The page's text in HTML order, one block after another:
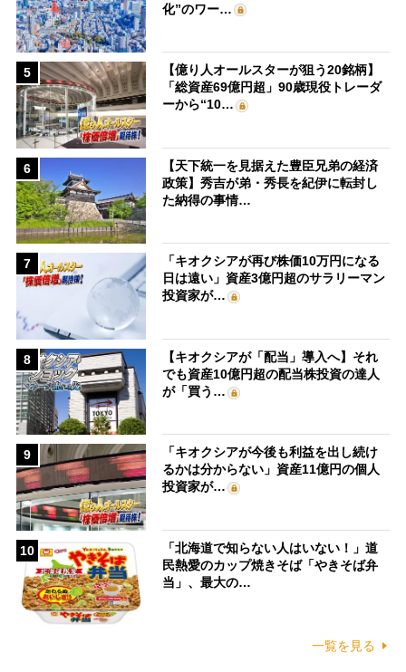
化”のワー…
5
【億り人オールスターが狙う20銘柄】
「総資産69億円超」90歳現役トレーダ
ーから“10…
6
【天下統一を見据えた豊臣兄弟の経済
政策】秀吉が弟・秀長を紀伊に転封し
た納得の事情…
7
「キオクシアが再び株価10万円になる
日は遠い」資産3億円超のサラリーマン
投資家が…
8
【キオクシアが「配当」導入へ】それ
でも資産10億円超の配当株投資の達人
が「買う…
9
「キオクシアが今後も利益を出し続け
るかは分からない」資産11億円の個人
投資家が…
10
「北海道で知らない人はいない！」道
民熱愛のカップ焼きそば「やきそば弁
当」、最大の…
一覧を見る